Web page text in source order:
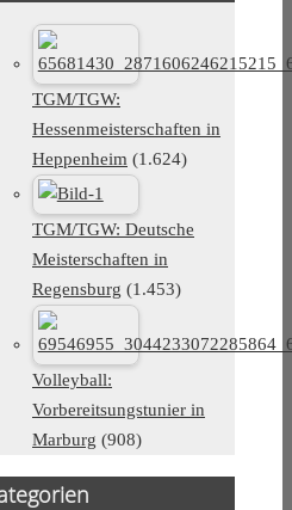
TGM/TGW:
Hessenmeisterschaften in
Heppenheim (1.624)
TGM/TGW: Deutsche
Meisterschaften in
Regensburg (1.453)
Volleyball:
Vorbereitsungstunier in
Marburg (908)